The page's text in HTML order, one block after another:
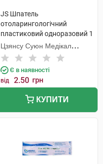
JS Шпатель
отоларингологічний
пластиковий одноразовий 1
шт
Цзянсу Суюн Медікал
Метіріалс
Є в наявності
від 2.50 грн
КУПИТИ